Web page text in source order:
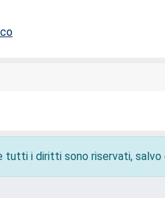
i diritti sono riservati, salvo